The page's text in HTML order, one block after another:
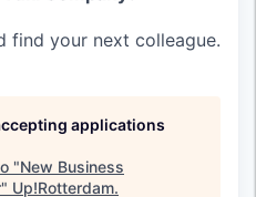
find your next colleague.
applications
"New Business
" Up!Rotterdam.